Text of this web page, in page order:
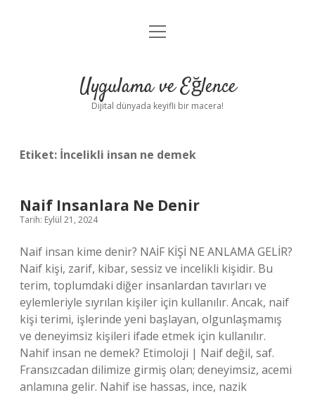
Anasayfa
Yasal Uyarı
menüyü
Uygulama ve Eğlence
Dijital dünyada keyifli bir macera!
Etiket: İncelikli insan ne demek
Naif Insanlara Ne Denir
Tarih: Eylül 21, 2024
Naif insan kime denir? NAİF KİŞİ NE ANLAMA GELİR?
Naif kişi, zarif, kibar, sessiz ve incelikli kişidir. Bu
terim, toplumdaki diğer insanlardan tavırları ve
eylemleriyle sıyrılan kişiler için kullanılır. Ancak, naif
kişi terimi, işlerinde yeni başlayan, olgunlaşmamış
ve deneyimsiz kişileri ifade etmek için kullanılır.
Nahif insan ne demek? Etimoloji | Naif değil, saf.
Fransızcadan dilimize girmiş olan; deneyimsiz, acemi
anlamına gelir. Nahif ise hassas, ince, nazik